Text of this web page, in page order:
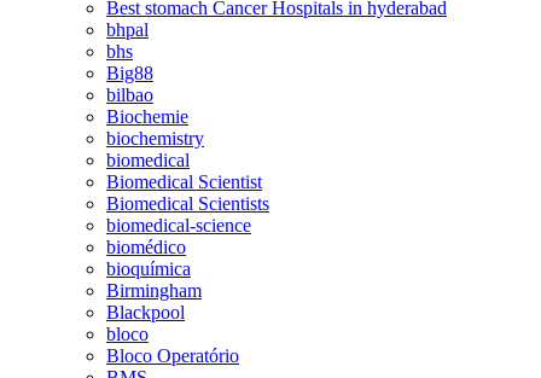
Best stomach Cancer Hospitals in hyderabad
bhpal
bhs
Big88
bilbao
Biochemie
biochemistry
biomedical
Biomedical Scientist
Biomedical Scientists
biomedical-science
biomédico
bioquímica
Birmingham
Blackpool
bloco
Bloco Operatório